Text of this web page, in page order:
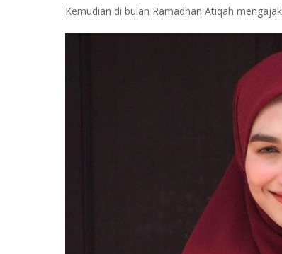
Kemudian di bulan Ramadhan Atiqah